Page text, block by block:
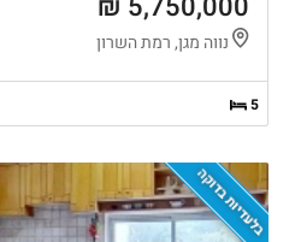
נווה מגן, רמת השרון
5
בלעדיות בדוקה